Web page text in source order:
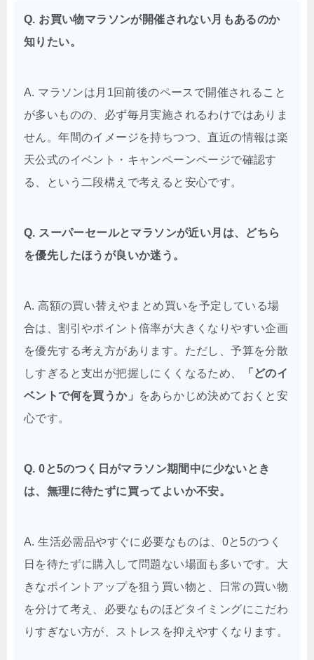
Q. お買い物マラソンが開催されない月もあるのか
知りたい。
A. マラソンは月1回前後のペースで開催されること
が多いものの、必ず毎月実施されるわけではありま
せん。年間のイメージを持ちつつ、直近の情報は楽
天公式のイベント・キャンペーンページで確認す
る、という二段構えで考えると安心です。
Q. スーパーセールとマラソンが近い月は、どちら
を優先したほうが良いか迷う。
A. 高額の買い替えやまとめ買いを予定している場
合は、割引やポイント倍率が大きくなりやすい企画
を優先する考え方があります。ただし、予算を分散
しすぎると支出が把握しにくくなるため、
「どのイ
ベントで何を買うか」
をあらかじめ決めておくと安
心です。
Q. 0と5のつく日がマラソン期間中に少ないとき
は、無理に待たずに買ってよいか不安。
A. 生活必需品やすぐに必要なものは、0と5のつく
日を待たずに購入して問題ない場面も多いです。大
きなポイントアップを狙う買い物と、日常の買い物
を分けて考え、必要なものほどタイミングにこだわ
りすぎない方が、ストレスを抑えやすくなります。